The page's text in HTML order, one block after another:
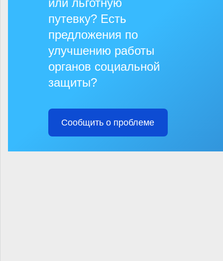
или льготную
путевку? Есть
предложения по
улучшению работы
органов социальной
защиты?
Сообщить о проблеме